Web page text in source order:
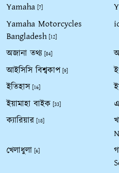
Yamaha [7]
Yamaha Motorcycles
Bangladesh [12]
অজানা তথ্য [84]
আইসিসি বিশ্বকাপ [9]
ইতিহাস [16]
ইয়ামাহা বাইক [33]
ক্যারিয়ার [18]
খেলাধুলা [6]